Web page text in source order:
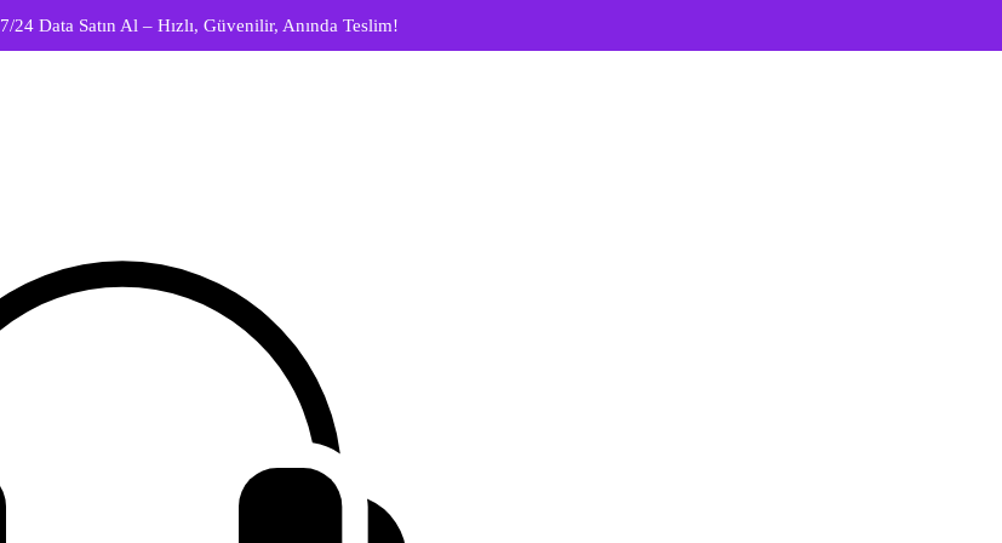
7/24 Data Satın Al – Hızlı, Güvenilir, Anında Teslim!